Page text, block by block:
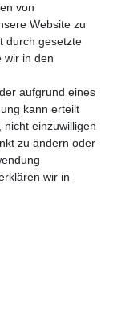
von
Website zu
durch gesetzte
wir in den
aufgrund eines
kann erteilt
einzuwilligen
zu ändern oder
wir in